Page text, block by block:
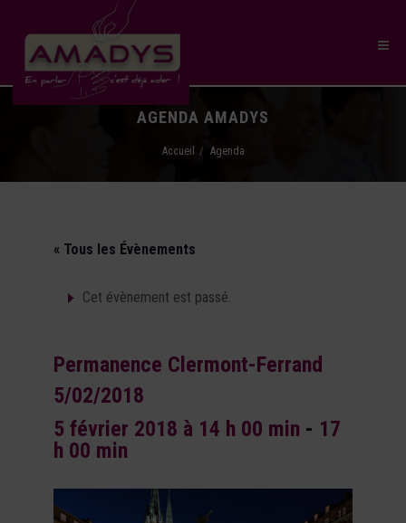
AGENDA AMADYS
Accueil Agenda
« Tous les Évènements
Cet évènement est passé.
Permanence Clermont-Ferrand
5/02/2018
5 février 2018 à 14 h 00 min - 17
h 00 min